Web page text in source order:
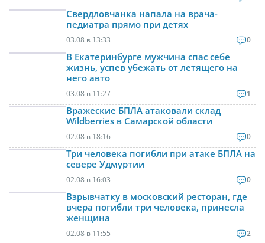
Свердловчанка напала на врача-
педиатра прямо при детях
03.08 в 13:33 0
В Екатеринбурге мужчина спас себе
жизнь, успев убежать от летящего на
него авто
03.08 в 11:27 1
Вражеские БПЛА атаковали склад
Wildberries в Самарской области
02.08 в 18:16 0
Три человека погибли при атаке БПЛА на
севере Удмуртии
02.08 в 16:03 0
Взрывчатку в московский ресторан, где
вчера погибли три человека, принесла
женщина
02.08 в 11:55 2